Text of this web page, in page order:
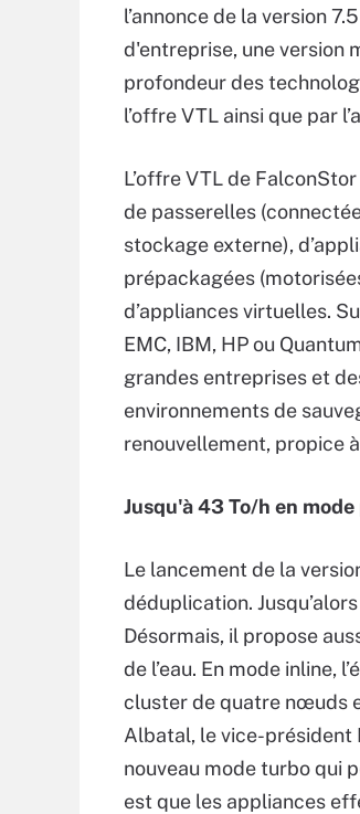
l’annonce de la version
d'entreprise, une version
profondeur des
l’offre VTL ainsi que par
L’offre VTL de
de passerelles
stockage externe),
prépackagées
d’appliances virtuelles.
EMC, IBM, HP ou
grandes entreprises et
environnements de
renouvellement, propice
Jusqu'à 43 To/h en
Le lancement de la
déduplication.
Désormais, il propose
de l’eau. En mode inline,
cluster de quatre nœuds
Albatal, le vice-président
nouveau mode turbo qui
est que les appliances